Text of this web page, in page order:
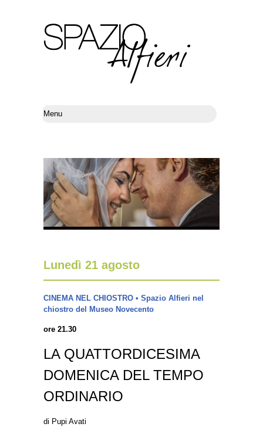
Lunedì 21 agosto
CINEMA NEL CHIOSTRO • Spazio Alfieri nel
chiostro del Museo Novecento
ore 21.30
LA QUATTORDICESIMA
DOMENICA DEL TEMPO
ORDINARIO
di Pupi Avati